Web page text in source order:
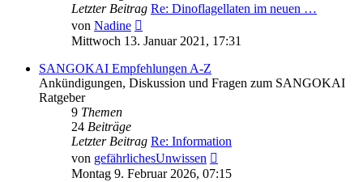
Letzter Beitrag Re: Dinoflagellaten im neuen …
von Nadine
Beitrag
Mittwoch 13. Januar 2021, 17:31
SANGOKAI Empfehlungen A-Z
Ankündigungen, Diskussion und Fragen zum SANGOKAI
Ratgeber
9 Themen
24 Beiträge
Letzter Beitrag Re: Information
von gefährlichesUnwissen
Beitrag
Montag 9. Februar 2026, 07:15